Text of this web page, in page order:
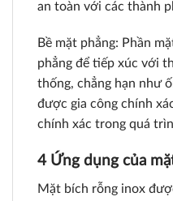
an toàn với các thành
Bề mặt phẳng: Phần
phẳng để tiếp xúc với
thống, chẳng hạn như
được gia công chính
chính xác trong quá
4 Ứng dụng của
Mặt bích rỗng inox